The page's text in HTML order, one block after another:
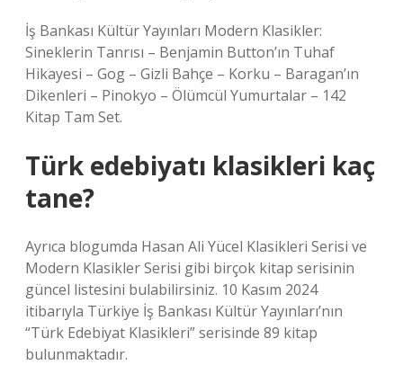
İş Bankası Kültür Yayınları Modern Klasikler:
Sineklerin Tanrısı – Benjamin Button’ın Tuhaf
Hikayesi – Gog – Gizli Bahçe – Korku – Baragan’ın
Dikenleri – Pinokyo – Ölümcül Yumurtalar – 142
Kitap Tam Set.
Türk edebiyatı klasikleri kaç
tane?
Ayrıca blogumda Hasan Ali Yücel Klasikleri Serisi ve
Modern Klasikler Serisi gibi birçok kitap serisinin
güncel listesini bulabilirsiniz. 10 Kasım 2024
itibarıyla Türkiye İş Bankası Kültür Yayınları’nın
“Türk Edebiyat Klasikleri” serisinde 89 kitap
bulunmaktadır.